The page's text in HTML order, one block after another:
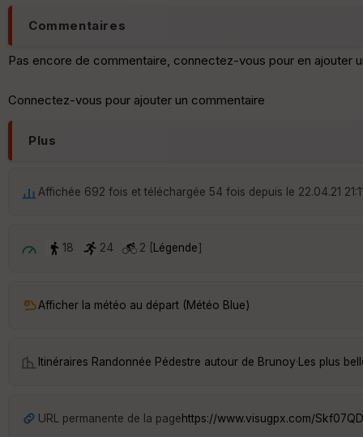
Commentaires
Pas encore de commentaire, connectez-vous pour en ajouter
Connectez-vous pour ajouter un commentaire
Plus
Affichée 692 fois et téléchargée 54 fois depuis le 22.04.21 21:11
18 24 2 [ Légende]
Afficher la météo au départ (Météo Blue)
Itinéraires Randonnée Pédestre autour de Brunoy· Les plus
URL permanente de la pagehttps://www.visugpx.com/